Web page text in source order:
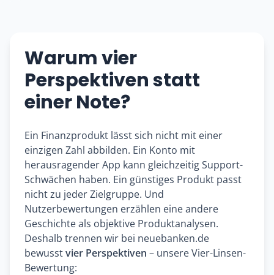
Warum vier
Perspektiven statt
einer Note?
Ein Finanzprodukt lässt sich nicht mit einer
einzigen Zahl abbilden. Ein Konto mit
herausragender App kann gleichzeitig Support-
Schwächen haben. Ein günstiges Produkt passt
nicht zu jeder Zielgruppe. Und
Nutzerbewertungen erzählen eine andere
Geschichte als objektive Produktanalysen.
Deshalb trennen wir bei neuebanken.de
bewusstvier Perspektiven – unsere Vier-Linsen-
Bewertung: